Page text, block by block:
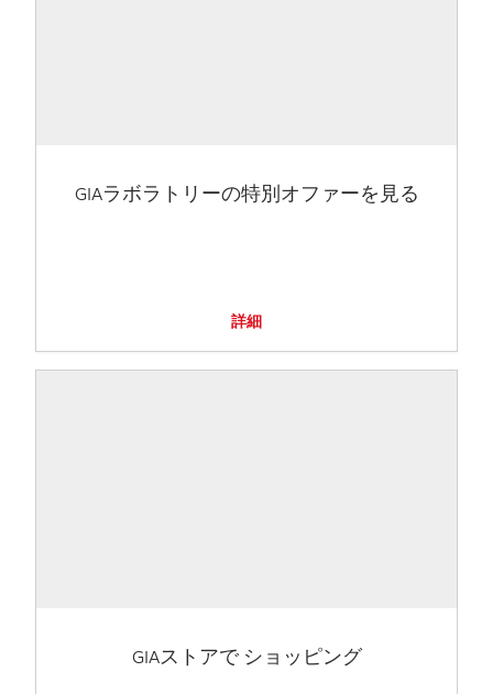
GIAラボラトリーの特別オファーを見る
詳細
GIAストアで ショッピング